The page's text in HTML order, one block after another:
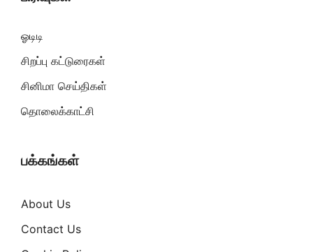
ஓடிடி
சிறப்பு கட்டுரைகள்
சினிமா செய்திகள்
தொலைக்காட்சி
பக்கங்கள்
About Us
Contact Us